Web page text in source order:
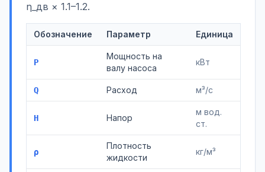
η_дв × 1.1–1.2.
Обозначение Параметр Единица
P
Мощность на
валу насоса
кВт
Q Расход м³/с
H Напор
м вод.
ст.
ρ
Плотность
жидкости
кг/м³